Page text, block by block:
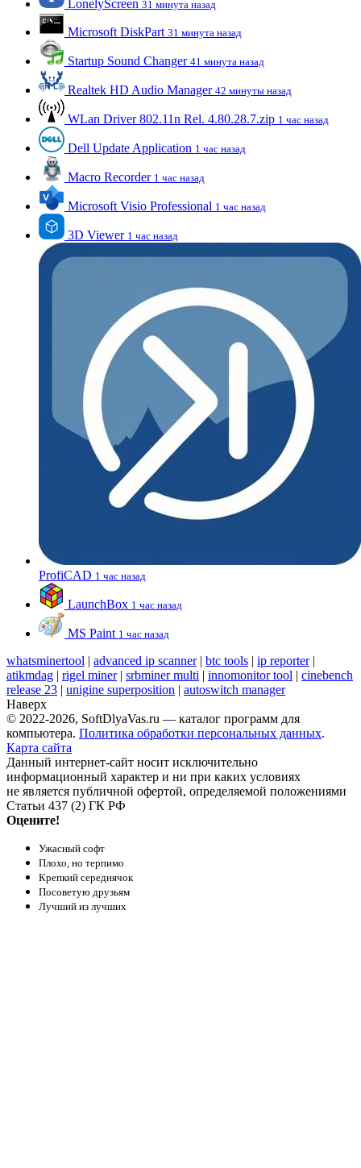
LonelyScreen 31 минута назад
Microsoft DiskPart 31 минута назад
Startup Sound Changer 41 минута назад
Realtek HD Audio Manager 42 минуты назад
WLan Driver 802.11n Rel. 4.80.28.7.zip 1 час назад
Dell Update Application 1 час назад
Macro Recorder 1 час назад
Microsoft Visio Professional 1 час назад
3D Viewer 1 час назад
ProfiCAD 1 час назад
LaunchBox 1 час назад
MS Paint 1 час назад
whatsminertool | advanced ip scanner| btc tools | ip reporter|
atikmdag | rigel miner| srbminer multi | innomonitor tool | cinebench
release 23 | unigine superposition | autoswitch manager
Наверх
© 2022-2026, SoftDlyaVas.ru — каталог программ для
компьютера. Политика обработки персональных данных.
Карта сайта
Данный интернет-сайт носит исключительно
информационный характер и ни при каких условиях
не является публичной офертой, определяемой положениями
Статьи 437 (2) ГК РФ
Оцените!
Ужасный софт
Плохо, но терпимо
Крепкий середнячок
Посоветую друзьям
Лучший из лучших